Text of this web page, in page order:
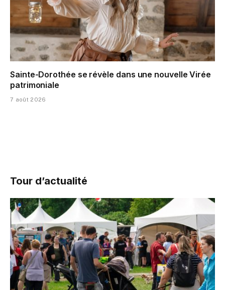
Sainte-Dorothée se révèle dans une nouvelle Virée
patrimoniale
7 août 2026
Tour d’actualité